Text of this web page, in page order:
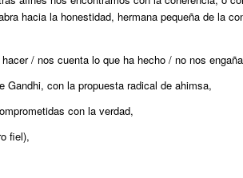
hacia la honestidad, hermana pequeña de la
/ nos cuenta lo que ha hecho / no nos
Gandhi, con la propuesta radical de ahimsa,
con la verdad,
fiel),